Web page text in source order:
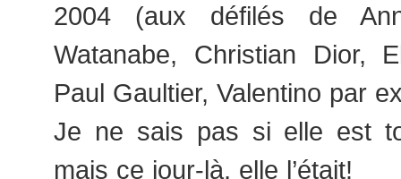
2004 (aux défilés de
Watanabe, Christian Dior,
Paul Gaultier, Valentino par
Je ne sais pas si elle est
mais ce jour-là, elle l’était!